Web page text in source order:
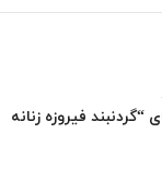
فیروزه زنانه